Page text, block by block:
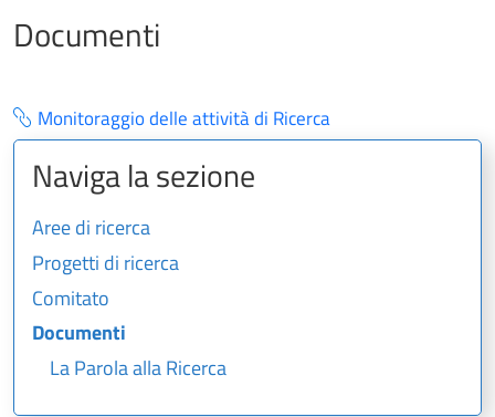
Documenti
Monitoraggio delle attività di Ricerca
Naviga la sezione
Aree di ricerca
Progetti di ricerca
Comitato
Documenti
La Parola alla Ricerca